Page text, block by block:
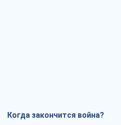
Когда закончится война?